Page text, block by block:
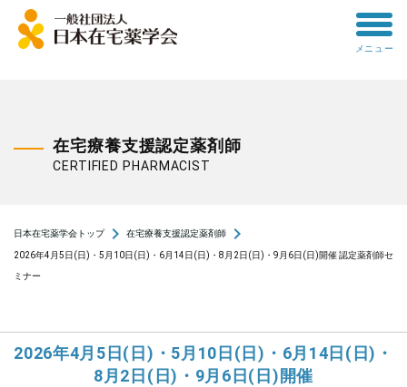
toggle
メニュー
在宅療養支援認定薬剤師
CERTIFIED PHARMACIST
日本在宅薬学会トップnavigate_next 在宅療養支援認定薬剤師 navigate_next
2026年4月5日(日)・5月10日(日)・6月14日(日)・8月2日(日)・9月6日(日)開催 認定薬剤師セ
ミナー
2026年4月5日(日)・5月10日(日)・6月14日(日)・
8月2日(日)・9月6日(日)開催